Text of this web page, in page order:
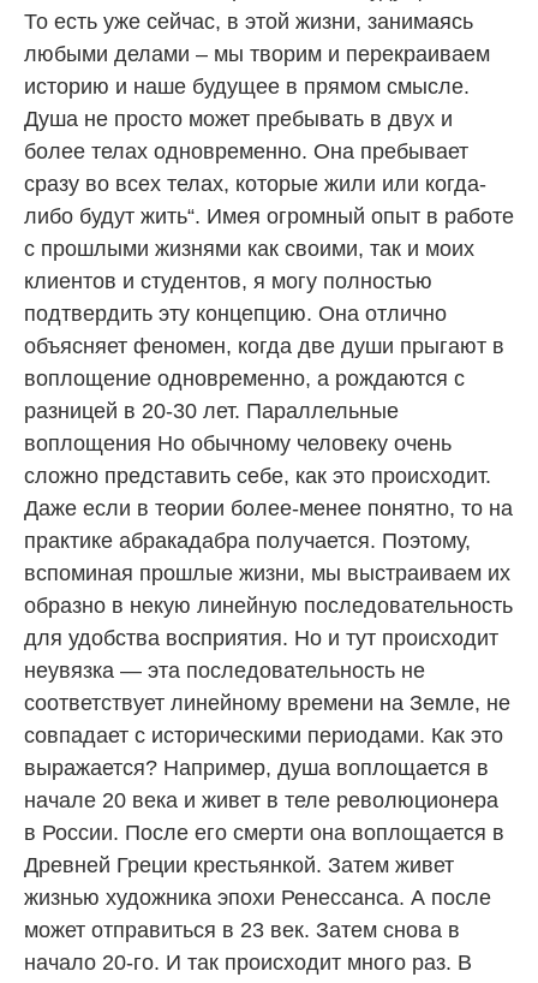
То есть уже сейчас, в этой жизни, занимаясь
любыми делами – мы творим и перекраиваем
историю и наше будущее в прямом смысле.
Душа не просто может пребывать в двух и
более телах одновременно. Она пребывает
сразу во всех телах, которые жили или когда-
либо будут жить“. Имея огромный опыт в работе
с прошлыми жизнями как своими, так и моих
клиентов и студентов, я могу полностью
подтвердить эту концепцию. Она отлично
объясняет феномен, когда две души прыгают в
воплощение одновременно, а рождаются с
разницей в 20-30 лет. Параллельные
воплощения Но обычному человеку очень
сложно представить себе, как это происходит.
Даже если в теории более-менее понятно, то на
практике абракадабра получается. Поэтому,
вспоминая прошлые жизни, мы выстраиваем их
образно в некую линейную последовательность
для удобства восприятия. Но и тут происходит
неувязка — эта последовательность не
соответствует линейному времени на Земле, не
совпадает с историческими периодами. Как это
выражается? Например, душа воплощается в
начале 20 века и живет в теле революционера
в России. После его смерти она воплощается в
Древней Греции крестьянкой. Затем живет
жизнью художника эпохи Ренессанса. А после
может отправиться в 23 век. Затем снова в
начало 20-го. И так происходит много раз. В